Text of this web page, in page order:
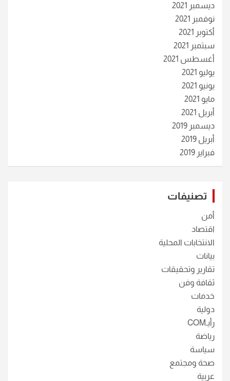
ديسمبر 2021
نوفمبر 2021
أكتوبر 2021
سبتمبر 2021
أغسطس 2021
يوليو 2021
يونيو 2021
مايو 2021
أبريل 2021
ديسمبر 2019
أبريل 2019
فبراير 2019
تصنيفات
أمن
اقتصاد
الانتخابات المحلية
بيانات
تقارير وتحقيقات
ثقافة وفن
خدمات
دولية
رأيـCOM
رياضة
سياسة
صحة ومجتمع
عربية